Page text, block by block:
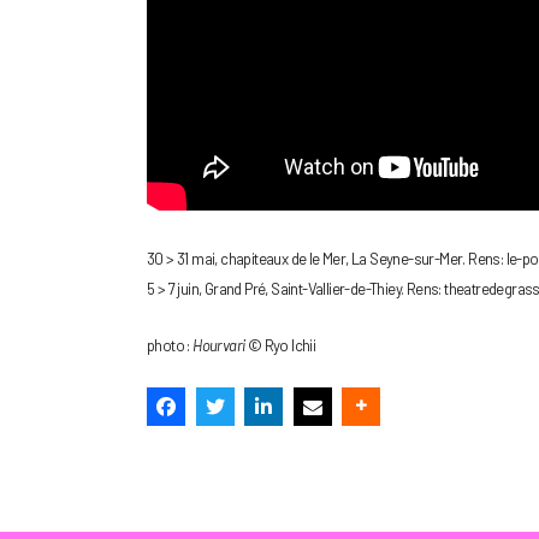
30 > 31 mai, chapiteaux de le Mer, La Seyne-sur-Mer. Rens: le-
5 > 7 juin, Grand Pré, Saint-Vallier-de-Thiey. Rens:
photo : Hourvari© Ryo Ichii